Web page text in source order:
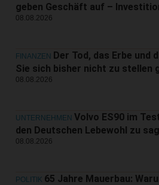
geben Geschäft auf –
08.08.2026
FINANZEN Der Tod, das Erbe und
Sie sich bisher nicht zu stellen
08.08.2026
UNTERNEHMEN Volvo ES90 im
den Deutschen Lebewohl zu
08.08.2026
POLITIK 65 Jahre Mauerbau: